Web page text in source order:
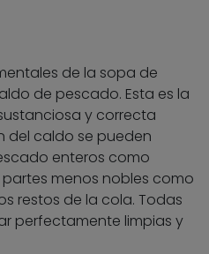
de la sopa de
de pescado. Esta es la
y correcta
del caldo se pueden
enteros como
menos nobles como
restos de la cola. Todas
perfectamente limpias y